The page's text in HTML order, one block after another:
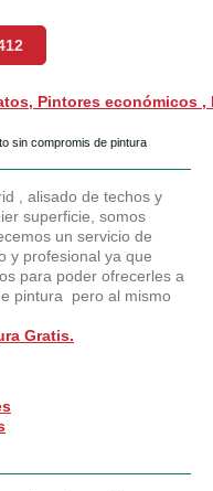
sin compromis de pintura
, alisado de techos y
superficie, somos
un servicio de
y profesional ya que
para poder ofrecerles a
pintura pero al mismo
Gratis.